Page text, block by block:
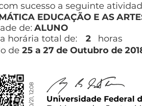
sucesso a seguinte
EDUCAÇÃO E AS
de: ALUNO
horária total de:
2
horas
de 25 a 27 de Outubro de
Universidade Federal